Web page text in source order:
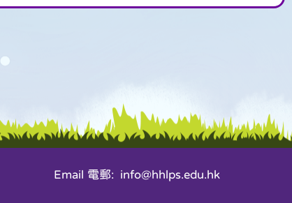
Email 電郵: info@hhlps.edu.hk